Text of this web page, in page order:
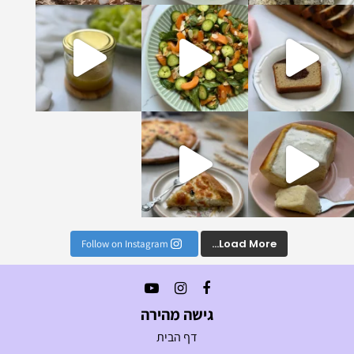
והמזינים שתכ
לויניגרט הכי מושלם וטעים שתכינו, הוא יעב
הכי טעימים וקלים
Load More...
Follow on Instagram
גישה מהירה
דף הבית